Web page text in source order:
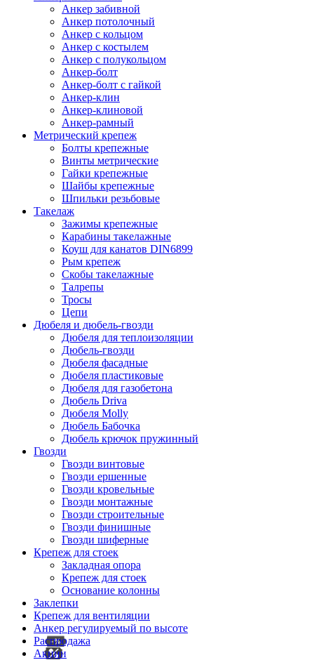
Анкер забивной
Анкер потолочный
Анкер с кольцом
Анкер с костылем
Анкер с полукольцом
Анкер-болт
Анкер-болт с гайкой
Анкер-клин
Анкер-клиновой
Анкер-рамный
Метрический крепеж
Болты крепежные
Винты метрические
Гайки крепежные
Шайбы крепежные
Шпильки резьбовые
Такелаж
Зажимы крепежные
Карабины такелажные
Коуш для канатов DIN6899
Рым крепеж
Скобы такелажные
Талрепы
Тросы
Цепи
Дюбеля и дюбель-гвозди
Дюбеля для теплоизоляции
Дюбель-гвозди
Дюбеля фасадные
Дюбеля пластиковые
Дюбеля для газобетона
Дюбель Driva
Дюбеля Molly
Дюбель Бабочка
Дюбель крючок пружинный
Гвозди
Гвозди винтовые
Гвозди ершенные
Гвозди кровельные
Гвозди монтажные
Гвозди строительные
Гвозди финишные
Гвозди шиферные
Крепеж для стоек
Закладная опора
Крепеж для стоек
Основание колонны
Заклепки
Крепеж для вентиляции
Анкер регулируемый по высоте
Распродажа
Акции